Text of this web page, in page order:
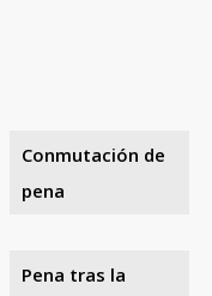
Conmutación de
pena
Pena tras la